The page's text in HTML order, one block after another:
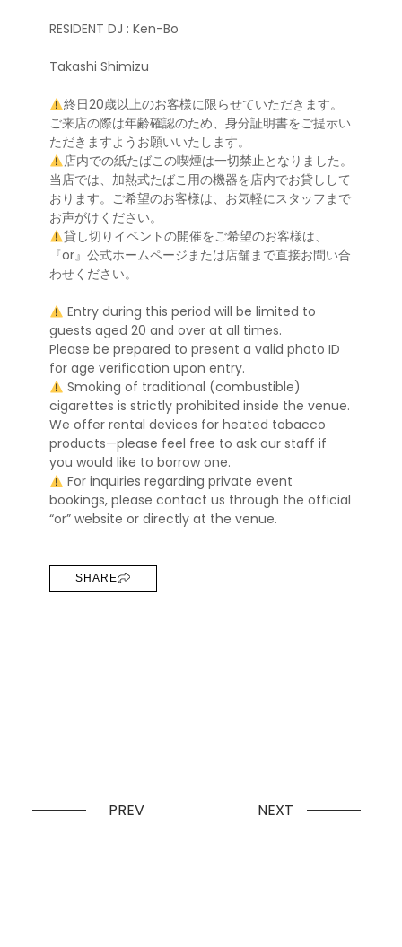
RESIDENT DJ : Ken-Bo
Takashi Shimizu
終日20歳以上のお客様に限らせていただきます。
ご来店の際は年齢確認のため、身分証明書をご提示い
ただきますようお願いいたします。
店内での紙たばこの喫煙は一切禁止となりました。
当店では、加熱式たばこ用の機器を店内でお貸しして
おります。ご希望のお客様は、お気軽にスタッフまで
お声がけください。
貸し切りイベントの開催をご希望のお客様は、
『or』公式ホームページまたは店舗まで直接お問い合
わせください。
Entry during this period will be limited to
guests aged 20 and over at all times.
Please be prepared to present a valid photo ID
for age verification upon entry.
Smoking of traditional (combustible)
cigarettes is strictly prohibited inside the venue.
We offer rental devices for heated tobacco
products—please feel free to ask our staff if
you would like to borrow one.
For inquiries regarding private event
bookings, please contact us through the official
“or” website or directly at the venue.
SHARE
PREV NEXT